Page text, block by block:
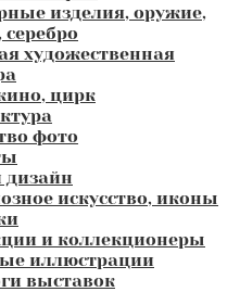
изделия, оружие,
серебро
художественная
цирк
фото
искусство, иконы
и коллекционеры
иллюстрации
выставок